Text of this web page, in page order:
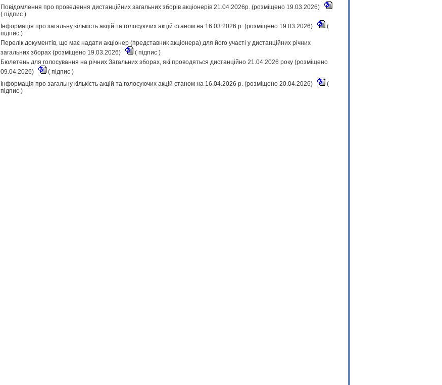
Повідомлення про проведення дистанційних загальних зборів акціонерів 21.04.2026р. (розміщено 19.03.2026)
( підпис )
Інформація про загальну кількість акцій та голосуючих акцій станом на 16.03.2026 р. (розміщено 19.03.2026)
(
підпис )
Перелік документів, що має надати акціонер (представник акціонера) для його участі у дистанційних річних
загальних зборах (розміщено 19.03.2026)
( підпис )
Бюлетень для голосування на річних Загальних зборах, які проводяться дистанційно 21.04.2026 року (розміщено
09.04.2026)
( підпис )
Інформація про загальну кількість акцій та голосуючих акцій станом на 16.04.2026 р. (розміщено 20.04.2026)
(
підпис )